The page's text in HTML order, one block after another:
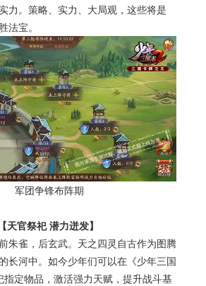
力。策略、实力、大局观，这些将是
法宝。
军团争锋布阵期
【天官祭祀 潜力迸发】
朱雀，后玄武。天之四灵自古作为图腾
长河中。如今少年们可以在《少年三国
指定物品，激活强力天赋，提升战斗基